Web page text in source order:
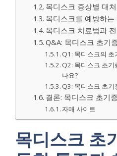
목디스크 증상별 대
목디스크를 예방하
목디스크 치료법과
Q&A: 목디스크 초기
Q1: 목디스크의
Q2: 목디스크 초기
나요?
Q3: 목디스크 초기
결론: 목디스크 초기
자매 사이트
목디스크 초